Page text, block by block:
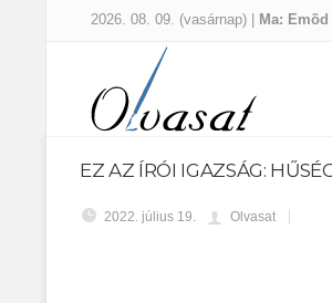
2026. 08. 09. (vasárnap) | Ma: Emõd
EZ AZ ÍRÓI IGAZSÁG:
2022. július 19. Olvasat